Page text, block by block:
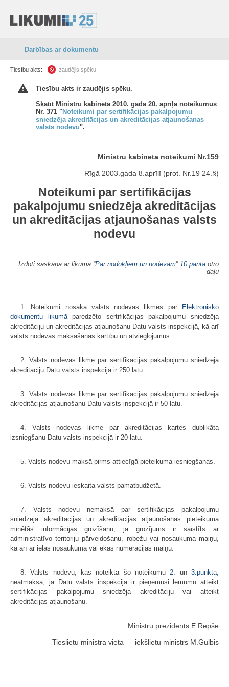
Darbības ar dokumentu
Tiesību akts: zaudējis spēku
Tiesību akts ir zaudējis spēku.
Skatīt Ministru kabineta 2010. gada 20. aprīļa noteikumus
Nr. 371 "Noteikumi par sertifikācijas pakalpojumu
sniedzēja akreditācijas un akreditācijas atjaunošanas
valsts nodevu".
Ministru kabineta noteikumi Nr.159
Rīgā 2003.gada 8.aprīlī (prot. Nr.19 24.§)
Noteikumi par sertifikācijas
pakalpojumu sniedzēja akreditācijas
un akreditācijas atjaunošanas valsts
nodevu
Izdoti saskaņā ar likuma “Par nodokļiem un nodevām” 10.panta otro
daļu
1. Noteikumi nosaka valsts nodevas likmes par Elektronisko
dokumentu likumāparedzēto sertifikācijas pakalpojumu sniedzēja
akreditāciju un akreditācijas atjaunošanu Datu valsts inspekcijā, kā arī
valsts nodevas maksāšanas kārtību un atvieglojumus.
2. Valsts nodevas likme par sertifikācijas pakalpojumu sniedzēja
akreditāciju Datu valsts inspekcijā ir 250 latu.
3. Valsts nodevas likme par sertifikācijas pakalpojumu sniedzēja
akreditācijas atjaunošanu Datu valsts inspekcijā ir 50 latu.
4. Valsts nodevas likme par akreditācijas kartes dublikāta
izsniegšanu Datu valsts inspekcijā ir 20 latu.
5. Valsts nodevu maksā pirms attiecīgā pieteikuma iesniegšanas.
6. Valsts nodevu ieskaita valsts pamatbudžetā.
7. Valsts nodevu nemaksā par sertifikācijas pakalpojumu
sniedzēja akreditācijas un akreditācijas atjaunošanas pieteikumā
minētās informācijas grozīšanu, ja grozījums ir saistīts ar
administratīvo teritoriju pārveidošanu, robežu vai nosaukuma maiņu,
kā arī ar ielas nosaukuma vai ēkas numerācijas maiņu.
8. Valsts nodevu, kas noteikta šo noteikumu 2. un3.punktā
neatmaksā, ja Datu valsts inspekcija ir pieņēmusi lēmumu atteikt
sertifikācijas pakalpojumu sniedzēja akreditāciju vai atteikt
akreditācijas atjaunošanu.
Ministru prezidents E.Repše
Tieslietu ministra vietā — iekšlietu ministrs M.Gulbis